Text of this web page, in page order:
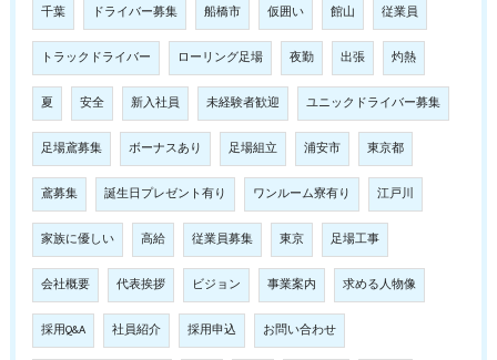
千葉 ドライバー募集 船橋市 仮囲い 館山 従業員
トラックドライバー ローリング足場 夜勤 出張 灼熱
夏 安全 新入社員 未経験者歓迎 ユニックドライバー募集
足場鳶募集 ボーナスあり 足場組立 浦安市 東京都
鳶募集 誕生日プレゼント有り ワンルーム寮有り 江戸川
家族に優しい 高給 従業員募集 東京 足場工事
会社概要 代表挨拶 ビジョン 事業案内 求める人物像
採用Q&A 社員紹介 採用申込 お問い合わせ